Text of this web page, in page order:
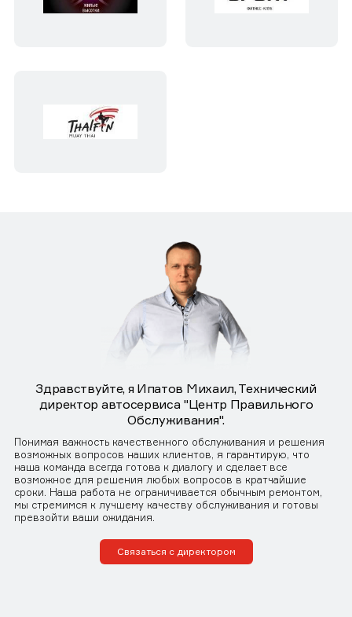
Здравствуйте, я Ипатов Михаил, Технический
директор автосервиса "Центр Правильного
Обслуживания".
Понимая важность качественного обслуживания и решения
возможных вопросов наших клиентов, я гарантирую, что
наша команда всегда готова к диалогу и сделает все
возможное для решения любых вопросов в кратчайшие
сроки. Наша работа не ограничивается обычным ремонтом,
мы стремимся к лучшему качеству обслуживания и готовы
превзойти ваши ожидания.
Связаться с директором